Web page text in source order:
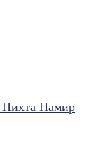
Пихта Памир